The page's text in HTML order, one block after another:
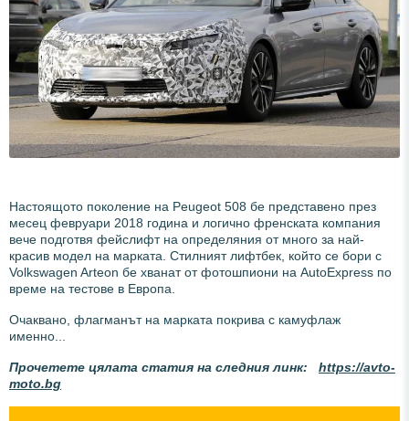
Настоящото поколение на Peugeot 508 бе представено през
месец февруари 2018 година и логично френската компания
вече подготвя фейслифт на определяния от много за най-
красив модел на марката. Стилният лифтбек, който се бори с
Volkswagen Arteon бе хванат от фотошпиони на AutoExpress по
време на тестове в Европа.
Очаквано, флагманът на марката покрива с камуфлаж
именно...
Прочетете цялата статия на следния линк: https://avto-
moto.bg